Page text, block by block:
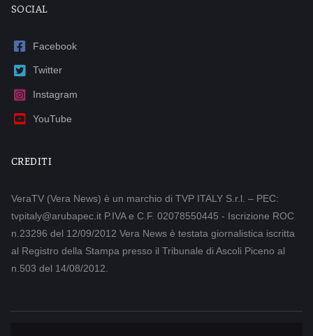
SOCIAL
Facebook
Twitter
Instagram
YouTube
CREDITI
VeraTV (Vera News) è un marchio di TVP ITALY S.r.l. – PEC:
tvpitaly@arubapec.it P.IVA e C.F. 02078550445 - Iscrizione ROC
n.23296 del 12/09/2012 Vera News è testata giornalistica iscritta
al Registro della Stampa presso il Tribunale di Ascoli Piceno al
n.503 del 14/08/2012.